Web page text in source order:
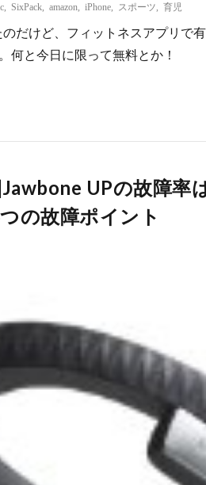
SixPack amazon iPhone スポーツ 育児
だけど、フィットネスアプリで
何と今日に限って無料とか！
UPの故障率
の故障ポイント